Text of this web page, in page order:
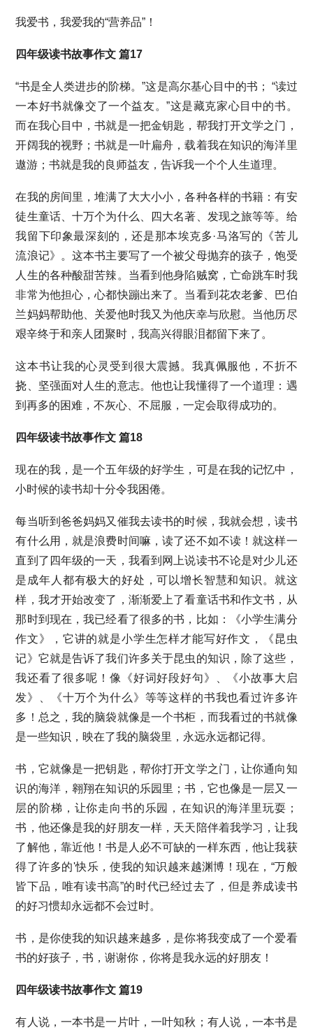
我爱书，我爱我的“营养品”！
四年级读书故事作文 篇17
“书是全人类进步的阶梯。”这是高尔基心目中的书； “读过
一本好书就像交了一个益友。”这是藏克家心目中的书。
而在我心目中，书就是一把金钥匙，帮我打开文学之门，
开阔我的视野；书就是一叶扁舟，载着我在知识的海洋里
遨游；书就是我的良师益友，告诉我一个个人生道理。
在我的房间里，堆满了大大小小，各种各样的书籍：有安
徒生童话、十万个为什么、四大名著、发现之旅等等。给
我留下印象最深刻的，还是那本埃克多·马洛写的《苦儿
流浪记》。这本书主要写了一个被父母抛弃的孩子，饱受
人生的各种酸甜苦辣。当看到他身陷贼窝，亡命跳车时我
非常为他担心，心都快蹦出来了。当看到花农老爹、巴伯
兰妈妈帮助他、关爱他时我又为他庆幸与欣慰。当他历尽
艰辛终于和亲人团聚时，我高兴得眼泪都留下来了。
这本书让我的心灵受到很大震撼。我真佩服他，不折不
挠、坚强面对人生的意志。他也让我懂得了一个道理：遇
到再多的困难，不灰心、不屈服，一定会取得成功的。
四年级读书故事作文 篇18
现在的我，是一个五年级的好学生，可是在我的记忆中，
小时候的读书却十分令我困倦。
每当听到爸爸妈妈又催我去读书的时候，我就会想，读书
有什么用，就是浪费时间嘛，读了还不如不读！就这样一
直到了四年级的一天，我看到网上说读书不论是对少儿还
是成年人都有极大的好处，可以增长智慧和知识。就这
样，我才开始改变了，渐渐爱上了看童话书和作文书，从
那时到现在，我已经看了很多的书，比如：《小学生满分
作文》，它讲的就是小学生怎样才能写好作文，《昆虫
记》它就是告诉了我们许多关于昆虫的知识，除了这些，
我还看了很多呢！像《好词好段好句》、《小故事大启
发》、《十万个为什么》等等这样的书我也看过许多许
多！总之，我的脑袋就像是一个书柜，而我看过的书就像
是一些知识，映在了我的脑袋里，永远永远都记得。
书，它就像是一把钥匙，帮你打开文学之门，让你通向知
识的海洋，翱翔在知识的乐园里；书，它也像是一层又一
层的阶梯，让你走向书的乐园，在知识的海洋里玩耍；
书，他还像是我的好朋友一样，天天陪伴着我学习，让我
了解他，靠近他！书是人必不可缺的一样东西，他让我获
得了许多的'快乐，使我的知识越来越渊博！现在，“万般
皆下品，唯有读书高”的时代已经过去了，但是养成读书
的好习惯却永远都不会过时。
书，是你使我的知识越来越多，是你将我变成了一个爱看
书的好孩子，书，谢谢你，你将是我永远的好朋友！
四年级读书故事作文 篇19
有人说，一本书是一片叶，一叶知秋；有人说，一本书是